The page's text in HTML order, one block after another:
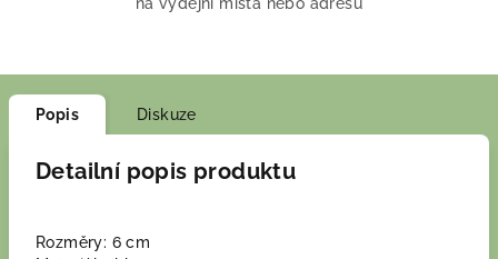
Popis Diskuze
Detailní popis produktu
Rozměry: 6 cm